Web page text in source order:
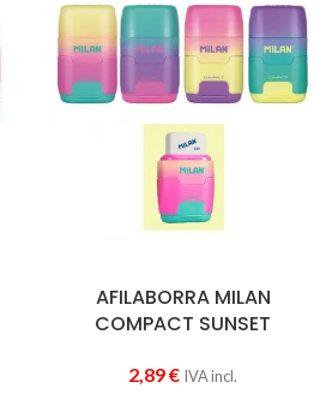
AFILABORRA MILAN
COMPACT SUNSET
2,89€ IVA incl.